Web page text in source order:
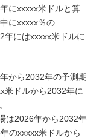
にxxxxx米ドルと算
にxxxxx％の
年にはxxxxx米ドルに
から2032年の予測期
米ドルから2032年に
は2026年から2032年
のxxxxx米ドルから